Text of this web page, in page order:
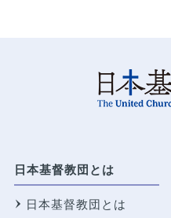
日本基督教団とは
日本基督教団とは